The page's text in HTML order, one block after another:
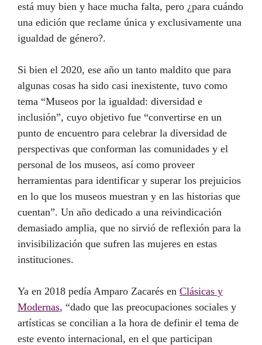
está muy bien y hace mucha falta, pero ¿para cuándo
una edición que reclame única y exclusivamente una
igualdad de género?.
Si bien el 2020, ese año un tanto maldito que para
algunas cosas ha sido casi inexistente, tuvo como
tema “Museos por la igualdad: diversidad e
inclusión”, cuyo objetivo fue “convertirse en un
punto de encuentro para celebrar la diversidad de
perspectivas que conforman las comunidades y el
personal de los museos, así como proveer
herramientas para identificar y superar los prejuicios
en lo que los museos muestran y en las historias que
cuentan”. Un año dedicado a una reivindicación
demasiado amplia, que no sirvió de reflexión para la
invisibilización que sufren las mujeres en estas
instituciones.
Ya en 2018 pedía Amparo Zacarés en Clásicas y
Modernas, “dado que las preocupaciones sociales y
artísticas se concilian a la hora de definir el tema de
este evento internacional, en el que participan